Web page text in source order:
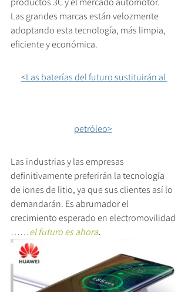
Las grandes marcas están velozmente
adoptando esta tecnología, más limpia,
eficiente y económica.
<Las baterías del futuro sustituirán al
petróleo>
Las industrias y las empresas
definitivamente preferirán la tecnología
de iones de litio, ya que sus clientes así lo
demandarán. Es abrumador el
crecimiento esperado en electromovilidad
……el futuro es ahora.